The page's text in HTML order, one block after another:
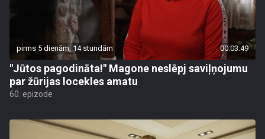
pirms 5 dienām, 14 stundām 00:03:49
"Jūtos pagodināta!" Magone neslēpj saviļņojumu
par žūrijas locekles amatu
60. epizode